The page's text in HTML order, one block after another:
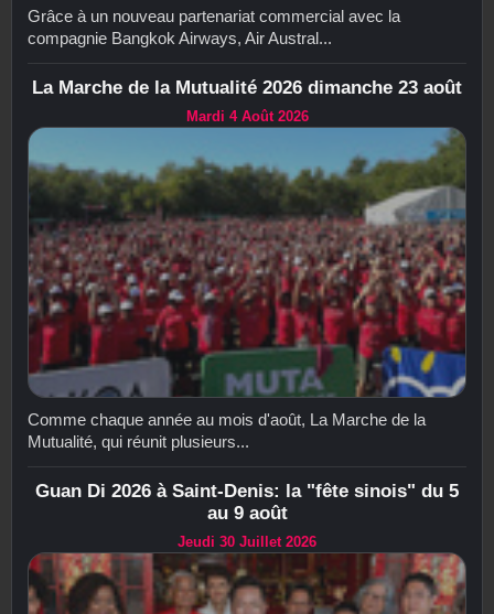
Grâce à un nouveau partenariat commercial avec la
compagnie Bangkok Airways, Air Austral...
La Marche de la Mutualité 2026 dimanche 23 août
Mardi 4 Août 2026
Comme chaque année au mois d'août, La Marche de la
Mutualité, qui réunit plusieurs...
Guan Di 2026 à Saint-Denis: la "fête sinois" du 5
au 9 août
Jeudi 30 Juillet 2026